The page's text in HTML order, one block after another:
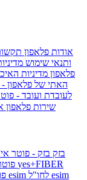
אודות פלאפון
ותנאי שימוש
פלאפון מדיניות
האתי של פלאפון -
לעובדת ועובד -
שירות פלאפון
בזק בזק - פוטר
yes+FIBER
esim